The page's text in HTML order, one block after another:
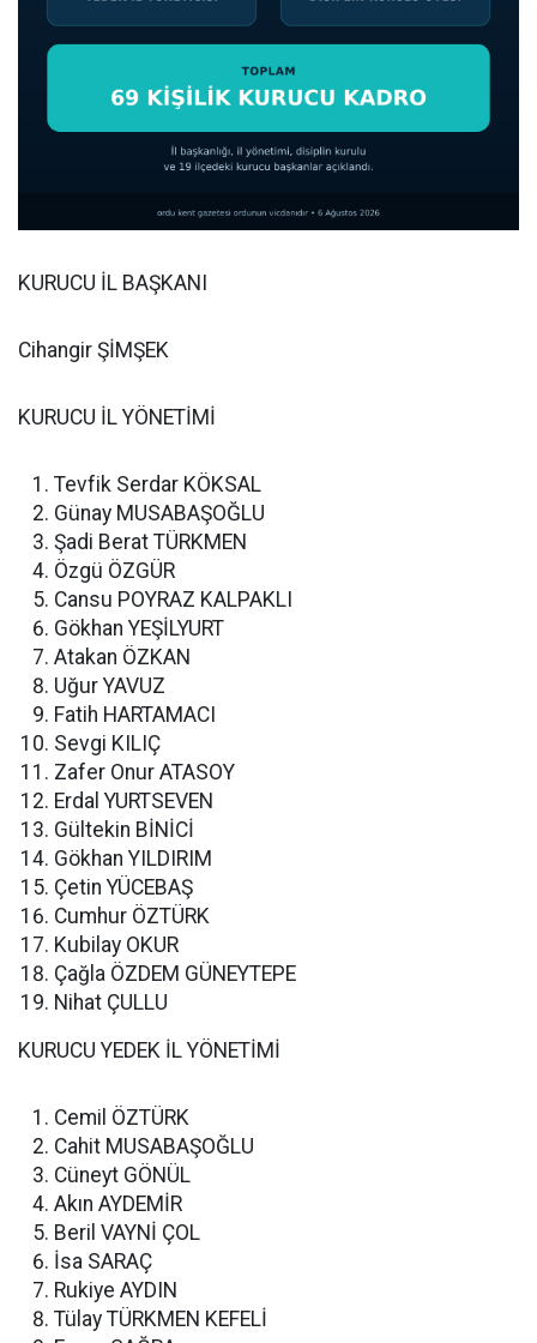
KURUCU İL BAŞKANI
Cihangir ŞİMŞEK
KURUCU İL YÖNETİMİ
Tevfik Serdar KÖKSAL
Günay MUSABAŞOĞLU
Şadi Berat TÜRKMEN
Özgü ÖZGÜR
Cansu POYRAZ KALPAKLI
Gökhan YEŞİLYURT
Atakan ÖZKAN
Uğur YAVUZ
Fatih HARTAMACI
Sevgi KILIÇ
Zafer Onur ATASOY
Erdal YURTSEVEN
Gültekin BİNİCİ
Gökhan YILDIRIM
Çetin YÜCEBAŞ
Cumhur ÖZTÜRK
Kubilay OKUR
Çağla ÖZDEM GÜNEYTEPE
Nihat ÇULLU
KURUCU YEDEK İL YÖNETİMİ
Cemil ÖZTÜRK
Cahit MUSABAŞOĞLU
Cüneyt GÖNÜL
Akın AYDEMİR
Beril VAYNİ ÇOL
İsa SARAÇ
Rukiye AYDIN
Tülay TÜRKMEN KEFELİ